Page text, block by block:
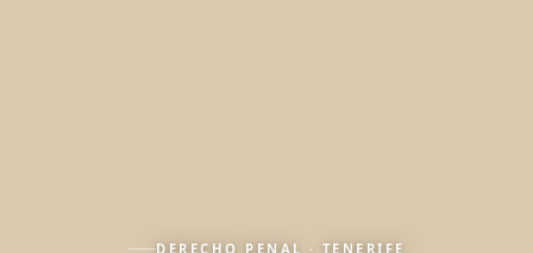
DERECHO PENAL · TENERIFE